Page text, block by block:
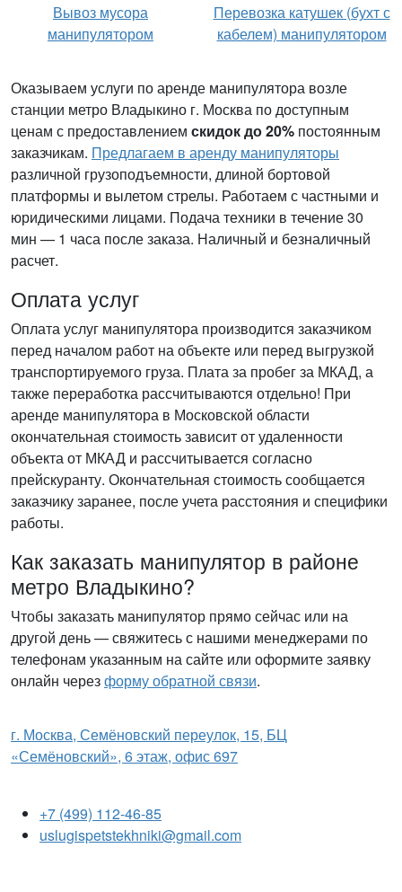
Вывоз мусора
манипулятором
Перевозка катушек (бухт с
кабелем) манипулятором
Оказываем услуги по аренде манипулятора возле
станции метро Владыкино г. Москва по доступным
ценам с предоставлением скидок до 20% постоянным
заказчикам. Предлагаем в аренду манипуляторы
различной грузоподъемности, длиной бортовой
платформы и вылетом стрелы. Работаем с частными и
юридическими лицами. Подача техники в течение 30
мин — 1 часа после заказа. Наличный и безналичный
расчет.
Оплата услуг
Оплата услуг манипулятора производится заказчиком
перед началом работ на объекте или перед выгрузкой
транспортируемого груза. Плата за пробег за МКАД, а
также переработка рассчитываются отдельно! При
аренде манипулятора в Московской области
окончательная стоимость зависит от удаленности
объекта от МКАД и рассчитывается согласно
прейскуранту. Окончательная стоимость сообщается
заказчику заранее, после учета расстояния и специфики
работы.
Как заказать манипулятор в районе
метро Владыкино?
Чтобы заказать манипулятор прямо сейчас или на
другой день — свяжитесь с нашими менеджерами по
телефонам указанным на сайте или оформите заявку
онлайн черезформу обратной связи.
г. Москва, Семёновский переулок, 15, БЦ
«Семёновский», 6 этаж, офис 697
+7 (499) 112-46-85
uslugispetstekhniki@gmail.com